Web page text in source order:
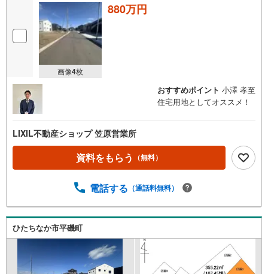
画像4枚
880万円
おすすめポイント 小澤 孝至
住宅用地としてオススメ！
LIXIL不動産ショップ 笠原営業所
資料をもらう （無料）
電話する （通話料無料）
ひたちなか市平磯町